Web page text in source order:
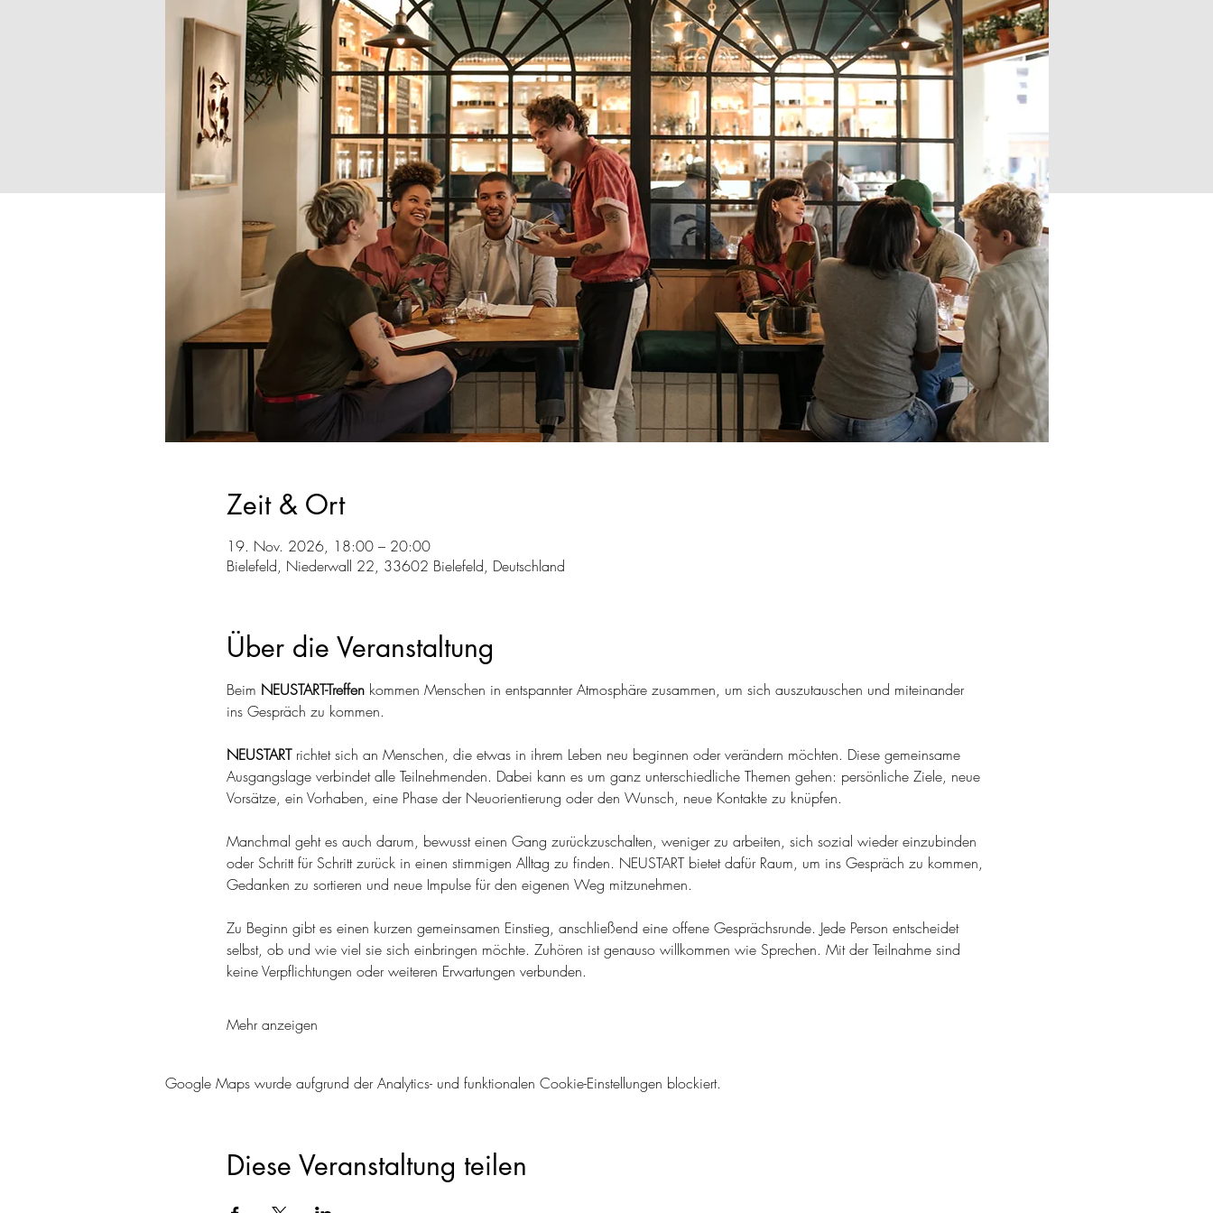
Zeit & Ort
19. Nov. 2026, 18:00 – 20:00
Bielefeld, Niederwall 22, 33602 Bielefeld, Deutschland
Über die Veranstaltung
Beim NEUSTART-Treffen kommen Menschen in entspannter Atmosphäre zusammen, um sich auszutauschen und miteinander
ins Gespräch zu kommen.
NEUSTART richtet sich an Menschen, die etwas in ihrem Leben neu beginnen oder verändern möchten. Diese gemeinsame
Ausgangslage verbindet alle Teilnehmenden. Dabei kann es um ganz unterschiedliche Themen gehen: persönliche Ziele, neue
Vorsätze, ein Vorhaben, eine Phase der Neuorientierung oder den Wunsch, neue Kontakte zu knüpfen.
Manchmal geht es auch darum, bewusst einen Gang zurückzuschalten, weniger zu arbeiten, sich sozial wieder einzubinden
oder Schritt für Schritt zurück in einen stimmigen Alltag zu finden. NEUSTART bietet dafür Raum, um ins Gespräch zu kommen,
Gedanken zu sortieren und neue Impulse für den eigenen Weg mitzunehmen.
Zu Beginn gibt es einen kurzen gemeinsamen Einstieg, anschließend eine offene Gesprächsrunde. Jede Person entscheidet
selbst, ob und wie viel sie sich einbringen möchte. Zuhören ist genauso willkommen wie Sprechen. Mit der Teilnahme sind
keine Verpflichtungen oder weiteren Erwartungen verbunden.
Mehr anzeigen
Google Maps wurde aufgrund der Analytics- und funktionalen Cookie-Einstellungen blockiert.
Diese Veranstaltung teilen